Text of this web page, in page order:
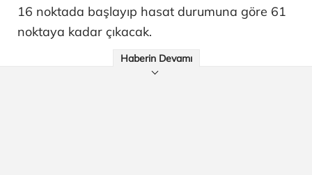
16 noktada başlayıp hasat durumuna göre 61
noktaya kadar çıkacak.
Haberin Devamı